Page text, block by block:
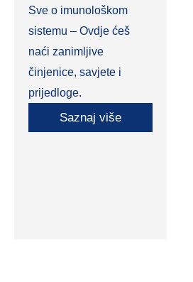
Sve o imunološkom
sistemu – Ovdje ćeš
naći zanimljive
činjenice, savjete i
prijedloge.
Saznaj više